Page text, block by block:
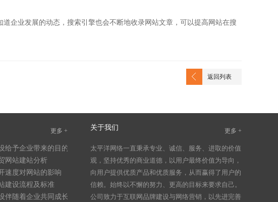
企业发展的动态，搜索引擎也会不断地收录网站文章，可以提高网站在搜
返回列表
更多 +
给予企业带来的目的
网站建站分析
速度对网站的影响
建设流程及标准
伴随着企业共同成长
更多 +
关于我们
太平洋网络一直秉承专业、诚信、服务、进取的价值
观，坚持优秀的商业道德，以用户最终价值为导向，
向用户提供优质产品和优质服务，从而赢得了用户的
信赖。始终以不懈的努力、更高的目标来要求自己。
公司致力于互联网品牌建设与网络营销，以先进完善